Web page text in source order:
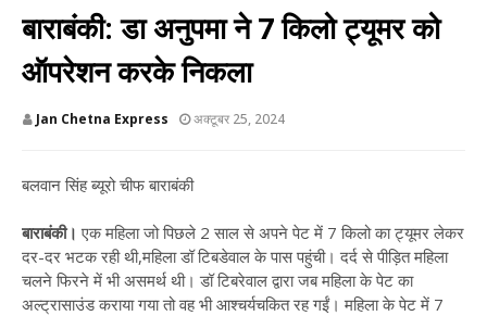
बाराबंकी: डा अनुपमा ने 7 किलो ट्यूमर को
ऑपरेशन करके निकला
Jan Chetna Express अक्टूबर 25, 2024
बलवान सिंह ब्यूरो चीफ बाराबंकी
बाराबंकी।एक महिला जो पिछले 2 साल से अपने पेट में 7 किलो का ट्यूमर लेकर
दर-दर भटक रही थी,महिला डॉ टिबडेवाल के पास पहुंची। दर्द से पीड़ित महिला
चलने फिरने में भी असमर्थ थी। डॉ टिबरेवाल द्वारा जब महिला के पेट का
अल्ट्रासाउंड कराया गया तो वह भी आश्चर्यचकित रह गईं। महिला के पेट में 7